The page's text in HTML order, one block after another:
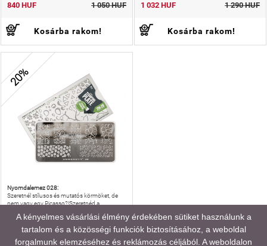
840 HUF 1 050 HUF
Kosárba rakom!
1 032 HUF 1 290 HUF
Kosárba rakom!
20%
Nyomdalemez 028:
Szeretnél stílusos és mutatós körmöket, de
nem vagy egy Picasso?!Szeretnéd a
díszítést nyújtani?!
NYOMDALEMEZ 028
A kényelmes vásárlási élmény érdekében sütiket használunk a
tartalom és a közösségi funkciók biztosításához, a weboldal
forgalmunk elemzéséhez és reklámozás céljából. A weboldalon